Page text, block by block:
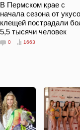
В Пермском крае с
начала сезона от
клещей пострадали
5,5 тысячи человек
0 1663